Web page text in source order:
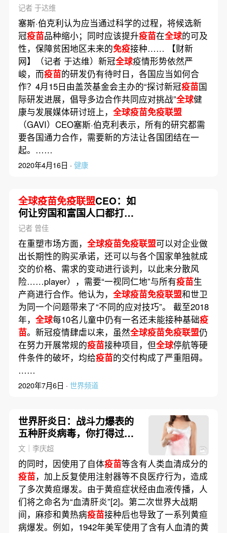
记者 于达维
塞斯·伯克利认为应当通过科学的过程，将候选新
冠疫苗品种缩小；同时应该提升疫苗在全球的可及
性，保障贫困地区未来的免疫接种…… 【财新
网】（记者 于达维）新冠全球疫情形势依然严
峻，而疫苗的研发仍有待时日，各国应当如何合
作？4月15日由盖茨基金会主办的“探讨新冠疫苗国
际研发进展，倡导多边合作共同应对挑战”全球健
康与发展媒体研讨班上， 全球疫苗免疫联盟
（GAVI）CEO塞斯·伯克利表示，所有的研究都需
要各国通力合作，需要新的方法让各国团结在一
起。……
2020年4月16日 · 健康
全球疫苗免疫联盟CEO：如
何让穷国和富国人口都打上
新冠疫苗
记者 曾佳
在重塑市场方面， 全球疫苗免疫联盟可以对企业做
出长期性的购买承诺，还可以与各个国家单独就成
交的价格、需求的变动进行谈判，以此来分散风
险……player），需要“一视同仁地”与所有疫苗生
产商进行合作。他认为， 全球疫苗免疫联盟和世卫
为同一个问题带来了“不同的应对技巧”。 截至2018
年， 全球每10名儿童中仍有一名还未能接种基础疫
苗。新冠疫情肆虐以来，虽然全球疫苗免疫联盟仍
在努力开展常规的疫苗接种项目，但全球停航等硬
件条件的破坏，均给疫苗的交付构成了严重阻碍。
……
2020年7月6日 · 世界频道
世界肝炎日：战斗力爆表的
五种肝炎病毒，你打得过它
们吗｜健保
文｜李庆超
的同时，因使用了自体疫苗等含有人类血清成分的
疫苗，加上反复使用注射器等不良医疗行为，造成
了多次黄疸爆发。由于黄疸症状经由血液传播，人
们将之命名为“血清肝炎”[2]。第二次世界大战期
间，麻疹和黄热病疫苗接种后也导致了一系列黄疸
病爆发。例如，1942年美军使用了含有人血清的黄